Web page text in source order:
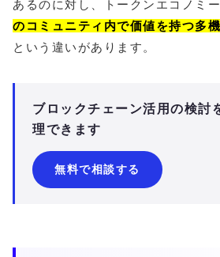
あるのに対し、トークンエコノミ
のコミュニティ内で価値を持つ多
という違いがあります。
ブロックチェーン活用の検討
理できます
無料で相談する